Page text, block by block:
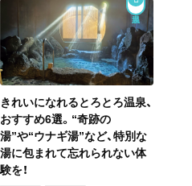
きれいになれるとろとろ温泉、
おすすめ6選。“奇跡の
湯”や“ウナギ湯”など、特別な
湯に包まれて忘れられない体
験を！